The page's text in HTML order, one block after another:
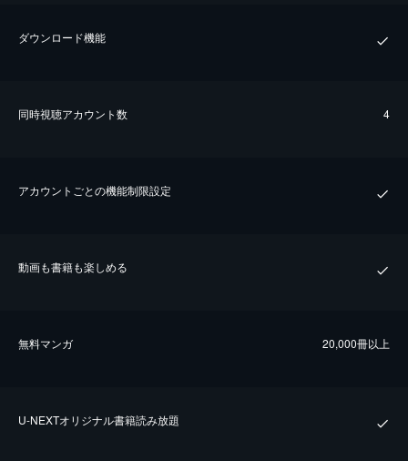
ダウンロード機能
同時視聴アカウント数 4
アカウントごとの機能制限設定
動画も書籍も楽しめる
無料マンガ 20,000冊以上
U-NEXTオリジナル書籍読み放題